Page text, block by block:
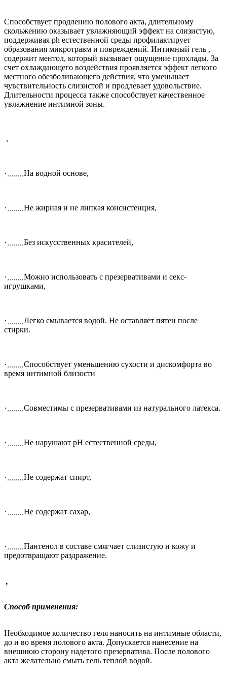
Способствует продлению полового акта, длительному
скольжению оказывает увлажняющий эффект на слизистую,
поддерживая ph естественной среды профилактирует
образования микротравм и повреждений. Интимный гель ,
содержит ментол, который вызывает ощущение прохлады. За
счет охлаждающего воздействия проявляется эффект легкого
местного обезболивающего действия, что уменьшает
чувствительность слизистой и продлевает удовольствие.
Длительности процесса также способствует качественное
увлажнение интимной зоны.
,
· , , , , , , , , На водной основе,
· , , , , , , , , Не жирная и не липкая консистенция,
· , , , , , , , , Без искусственных красителей,
· , , , , , , , , Можно использовать с презервативами и секс-
игрушками,
· , , , , , , , , Легко смывается водой. Не оставляет пятен после
стирки.
· , , , , , , , , Способствует уменьшению сухости и дискомфорта во
время интимной близости
· , , , , , , , , Совместимы с презервативами из натурального латекса.
· , , , , , , , , Не нарушают pH естественной среды,
· , , , , , , , , Не содержат спирт,
· , , , , , , , , Не содержат сахар,
· , , , , , , , , Пантенол в составе смягчает слизистую и кожу и
предотвращают раздражение.
,
Способ применения:
Необходимое количество геля наносить на интимные области,
до и во время полового акта. Допускается нанесение на
внешнюю сторону надетого презерватива. После полового
акта желательно смыть гель теплой водой.